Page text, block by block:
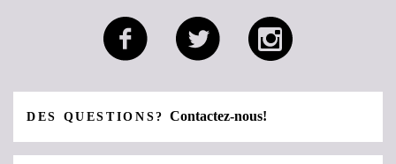
DES QUESTIONS?Contactez-nous!